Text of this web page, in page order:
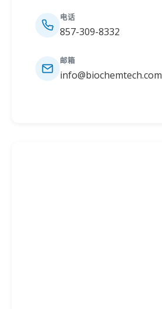
电话
857-309-8332
邮箱
info@biochemtech.com